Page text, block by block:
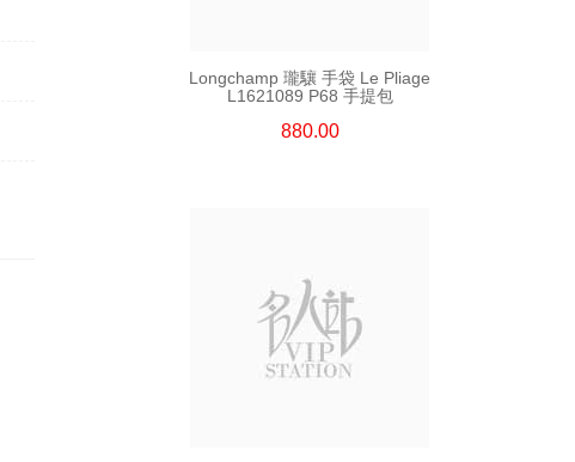
Longchamp 瓏驤 手袋 Le Pliage
L1621089 P68 手提包
880.00